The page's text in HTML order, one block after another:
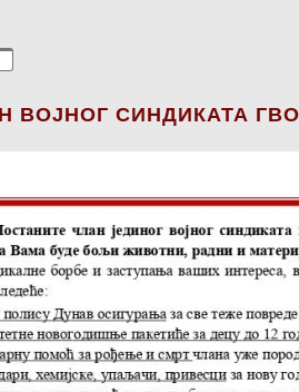
ВОЈНОГ СИНДИКАТА